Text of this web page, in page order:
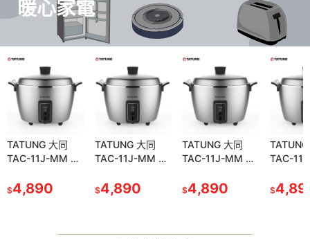
暖心家電
TATUNG 大同
TAC-11J-MM 電
不鏽鋼配件 保溫
切換開關
$4,890
TATUNG 大同
TAC-11J-MM 電
不鏽鋼配件 保溫
切換開關
$4,890
TATUNG 大同
TAC-11J-MM 電
不鏽鋼配件 保溫
切換開關
$4,890
TAC-
不鏽鋼
切換開關
$